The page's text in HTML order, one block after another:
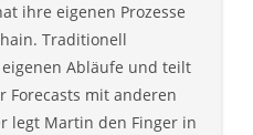
ihre eigenen Prozesse
Traditionell
Abläufe und teilt
Forecasts mit anderen
legt Martin den Finger in